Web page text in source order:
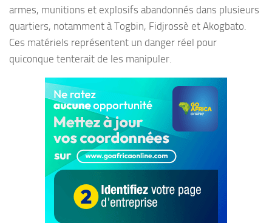
armes, munitions et explosifs abandonnés dans plusieurs
quartiers, notamment à Togbin, Fidjrossè et Akogbato.
Ces matériels représentent un danger réel pour
quiconque tenterait de les manipuler.